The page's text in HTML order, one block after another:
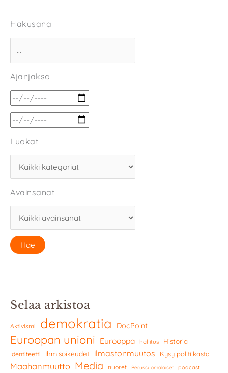
Hakusana
Ajanjakso
Luokat
Avainsanat
Selaa arkistoa
Aktivismi demokratia DocPoint
Euroopan unioni Eurooppa hallitus Historia
Identiteetti Ihmisoikeudet ilmastonmuutos Kysy politiikasta
Maahanmuutto Media nuoret Perussuomalaiset podcast